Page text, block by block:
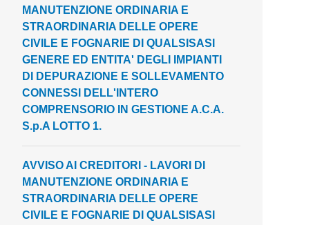
MANUTENZIONE ORDINARIA E
STRAORDINARIA DELLE OPERE
CIVILE E FOGNARIE DI QUALSISASI
GENERE ED ENTITA' DEGLI IMPIANTI
DI DEPURAZIONE E SOLLEVAMENTO
CONNESSI DELL'INTERO
COMPRENSORIO IN GESTIONE A.C.A.
S.p.A LOTTO 1.
AVVISO AI CREDITORI - LAVORI DI
MANUTENZIONE ORDINARIA E
STRAORDINARIA DELLE OPERE
CIVILE E FOGNARIE DI QUALSISASI